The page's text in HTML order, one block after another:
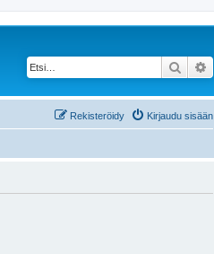
Etsi
Kirjaudu sisään
Rekisteröidy